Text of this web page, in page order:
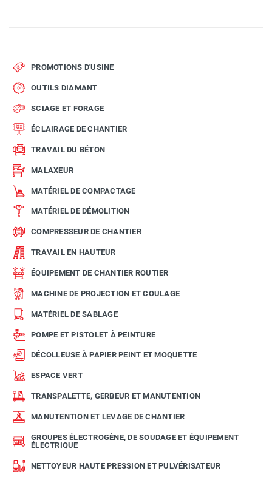
PROMOTIONS D'USINE
OUTILS DIAMANT
SCIAGE ET FORAGE
ÉCLAIRAGE DE CHANTIER
TRAVAIL DU BÉTON
MALAXEUR
MATÉRIEL DE COMPACTAGE
MATÉRIEL DE DÉMOLITION
COMPRESSEUR DE CHANTIER
TRAVAIL EN HAUTEUR
ÉQUIPEMENT DE CHANTIER ROUTIER
MACHINE DE PROJECTION ET COULAGE
MATÉRIEL DE SABLAGE
POMPE ET PISTOLET À PEINTURE
DÉCOLLEUSE À PAPIER PEINT ET MOQUETTE
ESPACE VERT
TRANSPALETTE, GERBEUR ET MANUTENTION
MANUTENTION ET LEVAGE DE CHANTIER
GROUPES ÉLECTROGÈNE, DE SOUDAGE ET ÉQUIPEMENT
ÉLECTRIQUE
NETTOYEUR HAUTE PRESSION ET PULVÉRISATEUR